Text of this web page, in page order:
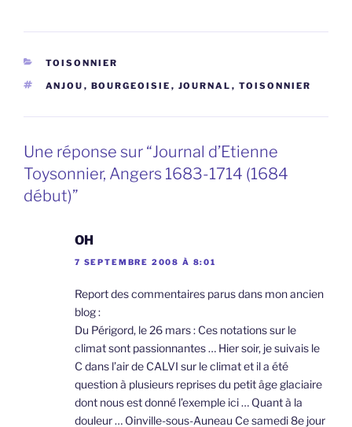
CATÉGORIES
TOISONNIER
ÉTIQUETTES
ANJOU , BOURGEOISIE , JOURNAL , TOISONNIER
Une réponse sur “Journal d’Etienne
Toysonnier, Angers 1683-1714 (1684
début)”
OH
7 SEPTEMBRE 2008 À 8:01
Report des commentaires parus dans mon ancien
blog :
Du Périgord, le 26 mars : Ces notations sur le
climat sont passionnantes … Hier soir, je suivais le
C dans l’air de CALVI sur le climat et il a été
question à plusieurs reprises du petit âge glaciaire
dont nous est donné l’exemple ici … Quant à la
douleur … Oinville-sous-Auneau Ce samedi 8e jour